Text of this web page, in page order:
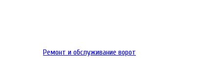
Ремонт и обслуживание ворот